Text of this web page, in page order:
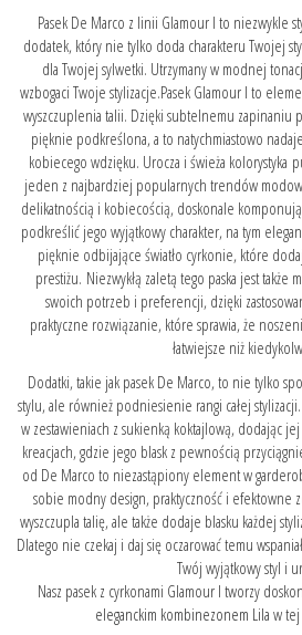
Pasek De Marco z linii Glamour I to niezwykle
dodatek, który nie tylko doda charakteru Twojej
dla Twojej sylwetki. Utrzymany w modnej
wzbogaci Twoje stylizacje.Pasek Glamour I to
wyszczuplenia talii. Dzięki subtelnemu zapinaniu
pięknie podkreślona, a to natychmiastowo
kobiecego wdzięku. Urocza i świeża
jeden z najbardziej popularnych trendów
delikatnością i kobiecością, doskonale
podkreślić jego wyjątkowy charakter, na tym
pięknie odbijające światło cyrkonie, które
prestiżu. Niezwykłą zaletą tego paska jest także
swoich potrzeb i preferencji, dzięki
praktyczne rozwiązanie, które sprawia, że
łatwiejsze niż
Dodatki, takie jak pasek De Marco, to nie tylko
stylu, ale również podniesienie rangi całej
w zestawieniach z sukienką koktajlową, dodając
kreacjach, gdzie jego blask z pewnością
od De Marco to niezastąpiony element w
sobie modny design, praktyczność i
wyszczupla talię, ale także dodaje blasku każdej
Dlatego nie czekaj i daj się oczarować temu
Twój wyjątkowy styl i
Nasz pasek z cyrkonami Glamour I tworzy
eleganckim kombinezonem Lila w tej